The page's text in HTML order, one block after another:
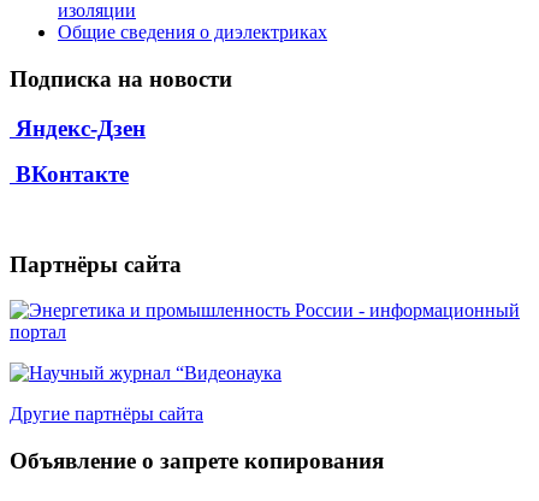
изоляции
Общие сведения о диэлектриках
Подписка на новости
Яндекс-Дзен
ВКонтакте
Партнёры сайта
Другие партнёры сайта
Объявление о запрете копирования